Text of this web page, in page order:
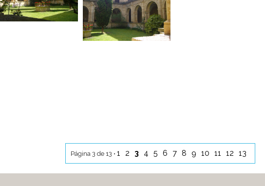
Página 3 de 13 • 1 2 3 4 5 6 7 8 9 10 11 12 13